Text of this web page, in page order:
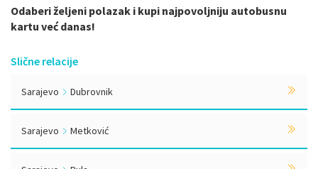
Odaberi željeni polazak i kupi najpovoljniju autobusnu
kartu već danas!
Slične relacije
Sarajevo Dubrovnik
Sarajevo Metković